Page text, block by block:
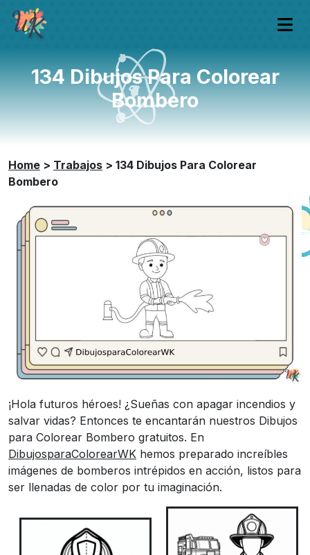
134 Dibujos Para Colorear
Bombero
Home > Trabajos > 134 Dibujos Para Colorear
Bombero
¡Hola futuros héroes! ¿Sueñas con apagar incendios y
salvar vidas? Entonces te encantarán nuestros Dibujos
para Colorear Bombero gratuitos. En
DibujosparaColorearWK hemos preparado increíbles
imágenes de bomberos intrépidos en acción, listos para
ser llenadas de color por tu imaginación.